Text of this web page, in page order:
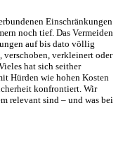
Einschränkungen
noch tief. Das Vermeiden
auf bis dato völlig
verschoben, verkleinert oder
hat sich seither
Hürden wie hohen Kosten
konfrontiert. Wir
relevant sind – und was bei